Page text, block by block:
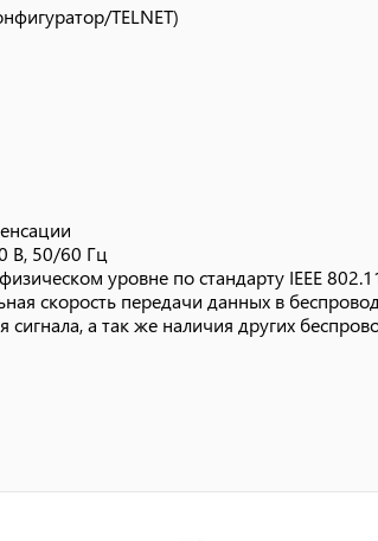
уровне по стандарту IEEE
скорость передачи данных в
а так же наличия других
TELNET)
В, 50/60 Гц
уровне по стандарту IEEE
скорость передачи данных в
сигнала, а так же наличия других